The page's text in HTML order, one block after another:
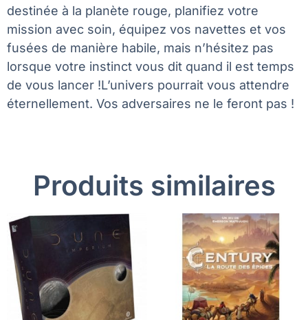
destinée à la planète rouge, planifiez votre
mission avec soin, équipez vos navettes et vos
fusées de manière habile, mais n’hésitez pas
lorsque votre instinct vous dit quand il est temps
de vous lancer !L’univers pourrait vous attendre
éternellement. Vos adversaires ne le feront pas !
Produits similaires